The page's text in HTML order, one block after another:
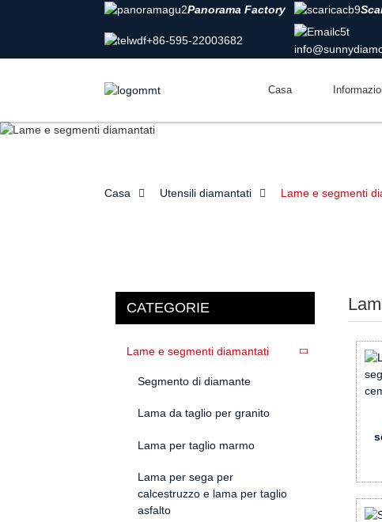
Panorama Factory
+86-595-22003682
Casa
Casa Utensili diamantati Lame e segmenti
CATEGORIE
Lame e segmenti diamantati
Segmento di diamante
Lama da taglio per granito
Lama per taglio marmo
Lama per sega per
calcestruzzo e lama per taglio
asfalto